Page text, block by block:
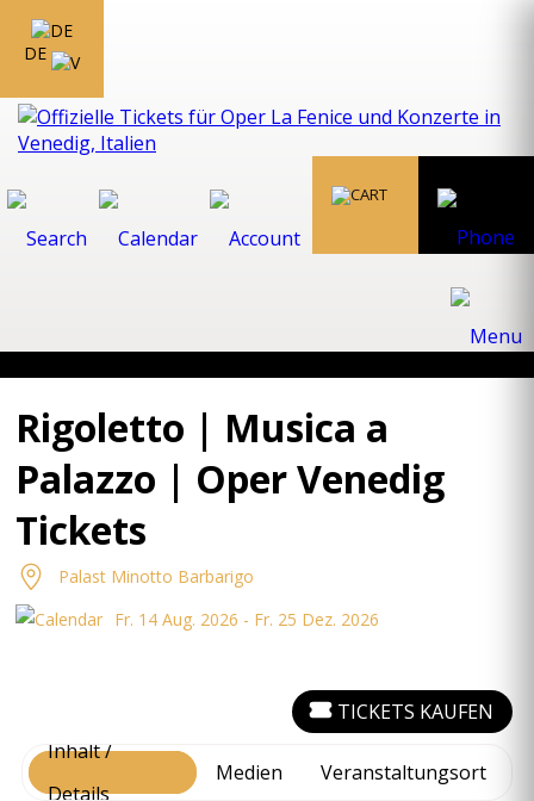
DE
Rigoletto | Musica a
Palazzo | Oper Venedig
Tickets
Palast Minotto Barbarigo
Fr. 14 Aug. 2026 - Fr. 25 Dez. 2026
Inhalt /
Details
Medien Veranstaltungsort
TICKETS KAUFEN